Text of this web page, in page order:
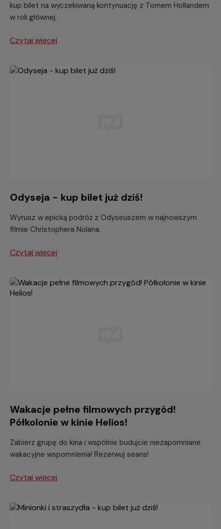
kup bilet na wyczekiwaną kontynuację z Tomem Hollandem
w roli głównej.
Czytaj więcej
Odyseja - kup bilet już dziś!
Wyrusz w epicką podróż z Odyseuszem w najnowszym
filmie Christophera Nolana.
Czytaj więcej
Wakacje pełne filmowych przygód!
Półkolonie w kinie Helios!
Zabierz grupę do kina i wspólnie budujcie niezapomniane
wakacyjne wspomnienia! Rezerwuj seans!
Czytaj więcej